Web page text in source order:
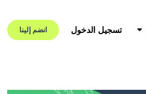
تسجيل الدخول انضم إلينا